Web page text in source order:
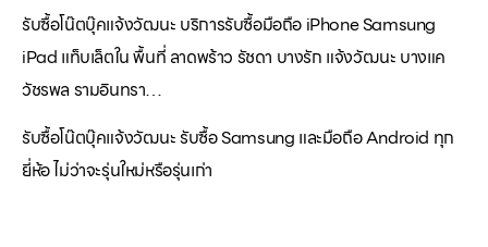
รับซื้อโน๊ตบุ๊คแจ้งวัฒนะ บริการรับซื้อมือถือ iPhone Samsung
iPad แท็บเล็ตใน พื้นที่ ลาดพร้าว รัชดา บางรัก แจ้งวัฒนะ บางแค
วัชรพล รามอินทรา…
รับซื้อโน๊ตบุ๊คแจ้งวัฒนะ รับซื้อ Samsung และมือถือ Android ทุก
ยี่ห้อ ไม่ว่าจะรุ่นใหม่หรือรุ่นเก่า